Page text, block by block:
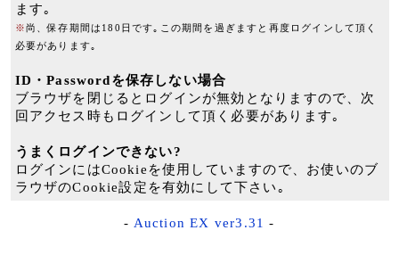
ます｡
※尚、保存期間は180日です｡この期間を過ぎますと再度ログインして頂く
必要があります｡
ID・Passwordを保存しない場合
ブラウザを閉じるとログインが無効となりますので、次
回アクセス時もログインして頂く必要があります｡
うまくログインできない?
ログインにはCookieを使用していますので、お使いのブ
ラウザのCookie設定を有効にして下さい｡
- Auction EX ver3.31 -